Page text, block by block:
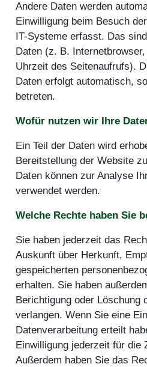
Andere Daten werden
Einwilligung beim Besuch
IT-Systeme erfasst. Das
Daten (z. B.
Uhrzeit des Seitenaufrufs).
Daten erfolgt automatisch,
betreten.
Wofür nutzen wir Ihre
Ein Teil der Daten wird
Bereitstellung der Website
Daten können zur Analyse
verwendet werden.
Welche Rechte haben Sie
Sie haben jederzeit das
Auskunft über Herkunft,
gespeicherten
erhalten. Sie haben
Berichtigung oder Löschung
verlangen. Wenn Sie eine
Datenverarbeitung erteilt
Einwilligung jederzeit für die
Außerdem haben Sie das